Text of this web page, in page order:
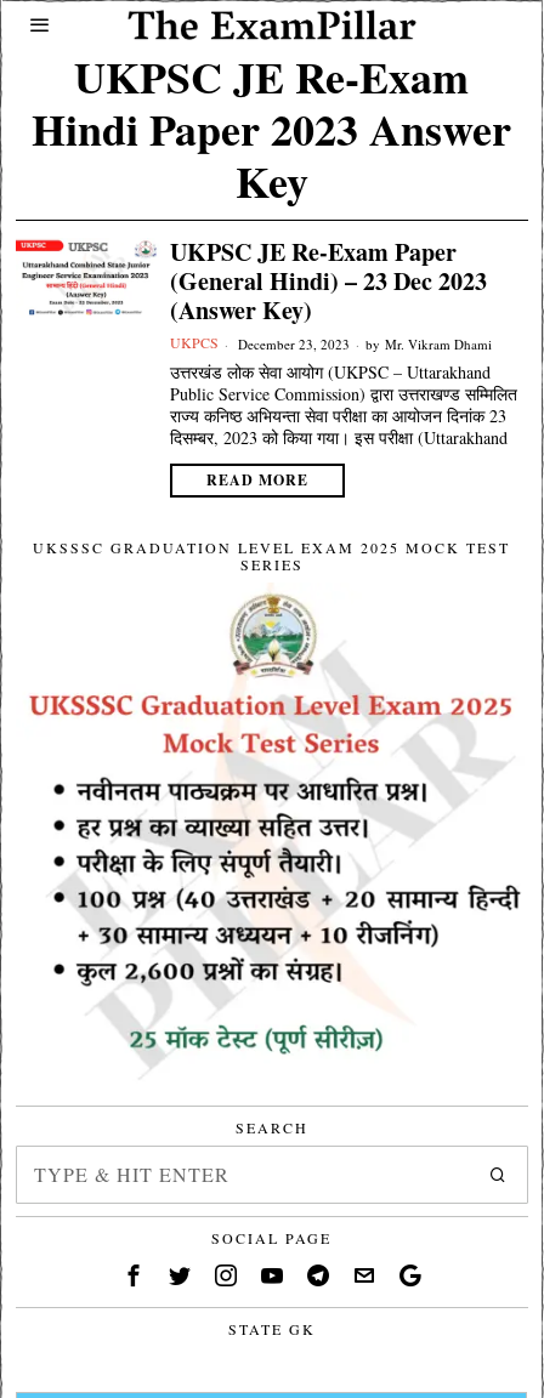
UKPSC JE Re-Exam
Hindi Paper 2023 Answer
Key
UKPSC JE Re-Exam Paper
(General Hindi) – 23 Dec 2023
(Answer Key)
UKPCS December 23, 2023 by Mr. Vikram Dhami
उत्तरखंड लोक सेवा आयोग (UKPSC – Uttarakhand
Public Service Commission) द्वारा उत्तराखण्ड सम्मिलित
राज्य कनिष्ठ अभियन्ता सेवा परीक्षा का आयोजन दिनांक 23
दिसम्बर, 2023 को किया गया। इस परीक्षा (Uttarakhand
READ MORE
UKSSSC GRADUATION LEVEL EXAM 2025 MOCK TEST
SERIES
SEARCH
SOCIAL PAGE
STATE GK